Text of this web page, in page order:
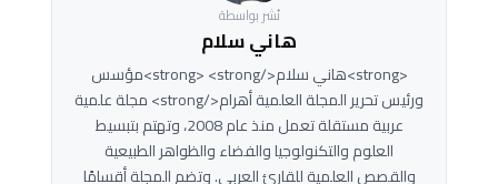
نُشر بواسطة
هاني سلام
<strong>هاني سلام</strong> <strong>مؤسس
ورئيس تحرير المجلة العلمية أهرام</strong> مجلة علمية
عربية مستقلة تعمل منذ عام 2008، وتهتم بتبسيط
العلوم والتكنولوجيا والفضاء والظواهر الطبيعية
والقصص العلمية للقارئ العربي. وتضم المجلة أقسامًا